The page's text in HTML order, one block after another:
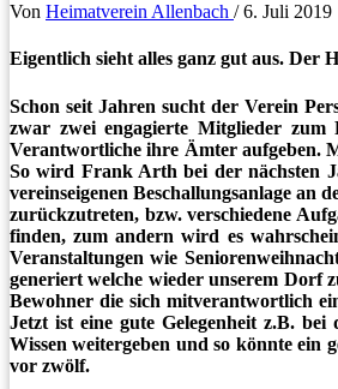
Von Heimatverein Allenbach /6. Juli 2019
Eigentlich sieht alles ganz gut aus. Der
Schon seit Jahren sucht der Verein
zwar zwei engagierte Mitglieder zum
Verantwortliche ihre Ämter aufgeben.
So wird Frank Arth bei der nächsten
vereinseigenen Beschallungsanlage an
zurückzutreten, bzw. verschiedene
finden, zum andern wird es
Veranstaltungen wie
generiert welche wieder unserem Dorf
Bewohner die sich mitverantwortlich
Jetzt ist eine gute Gelegenheit z.B.
Wissen weitergeben und so könnte ein
vor zwölf.